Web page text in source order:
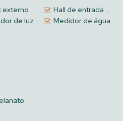
Meia Praia
apartamentos por andar)
receber mais informações,
e agendar uma visita para
externo
Hall de entrada decorado e mobiliado
de luz
Medidor de água